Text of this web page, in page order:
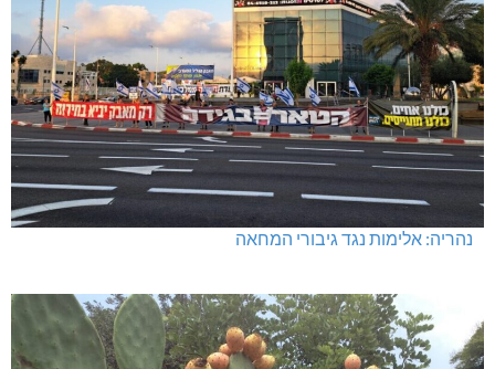
נהריה: אלימות נגד גיבורי המחאה